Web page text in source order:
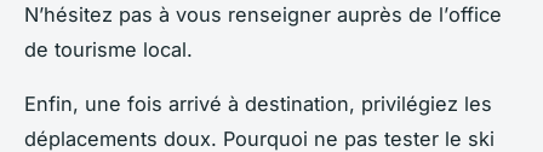
N’hésitez pas à vous renseigner auprès de l’office
de tourisme local.
Enfin, une fois arrivé à destination, privilégiez les
déplacements doux. Pourquoi ne pas tester le ski